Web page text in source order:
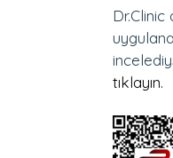
Dr.Clinic
tıklayın.